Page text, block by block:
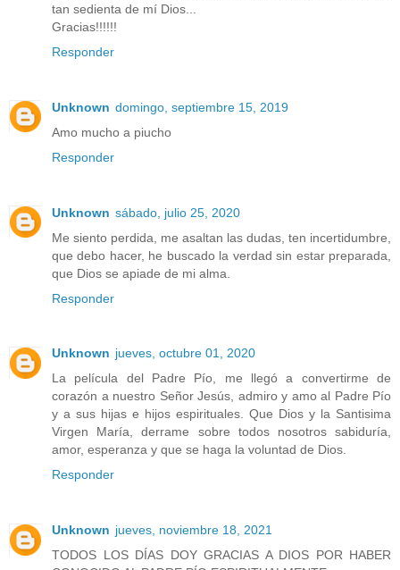
tan sedienta de mí Dios...
Gracias!!!!!!
Responder
Unknown domingo, septiembre 15, 2019
Amo mucho a piucho
Responder
Unknown sábado, julio 25, 2020
Me siento perdida, me asaltan las dudas, ten incertidumbre,
que debo hacer, he buscado la verdad sin estar preparada,
que Dios se apiade de mi alma.
Responder
Unknown jueves, octubre 01, 2020
La película del Padre Pío, me llegó a convertirme de
corazón a nuestro Señor Jesús, admiro y amo al Padre Pío
y a sus hijas e hijos espirituales. Que Dios y la Santisima
Virgen María, derrame sobre todos nosotros sabiduría,
amor, esperanza y que se haga la voluntad de Dios.
Responder
Unknown jueves, noviembre 18, 2021
TODOS LOS DÍAS DOY GRACIAS A DIOS POR HABER